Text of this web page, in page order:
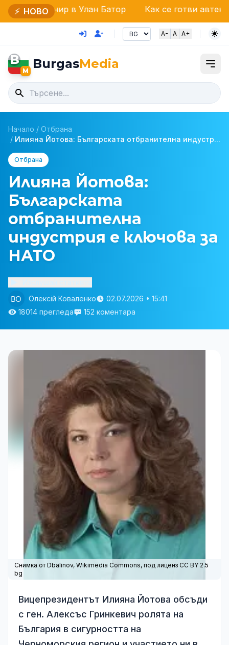
⚡ НОВО
в Улан Батор Как се готви автентична
A- A A+
B
M BurgasMedia
Начало / Отбрана
/ Илияна Йотова: Българската отбранителна индустр...
Отбрана
Илияна Йотова:
Българската
отбранителна
индустрия е ключова за
НАТО
Олексій Коваленко
02.07.2026 • 15:41
18014 прегледа
152 коментара
Снимка от Dbalinov, Wikimedia Commons, под лиценз CC BY 2.5
bg
Вицепрезидентът Илияна Йотова обсъди
с ген. Алексъс Гринкевич ролята на
България в сигурността на